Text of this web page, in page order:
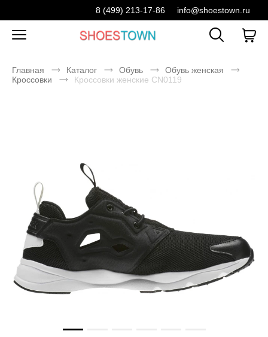
8 (499) 213-17-86 info@shoestown.ru
Главная Каталог Обувь
Обувь женская
Кроссовки
Кроссовки женские CN0119